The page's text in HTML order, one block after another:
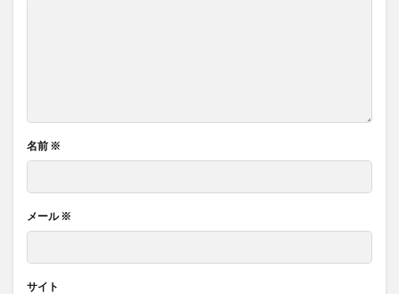
名前 ※
メール※
サイト